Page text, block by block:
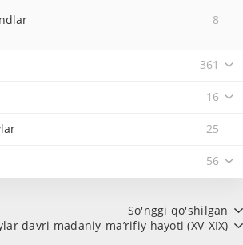
8
361
16
25
56
So'nggi qo'shilgan
davri madaniy-ma’rifiy hayoti (XV-XIX)